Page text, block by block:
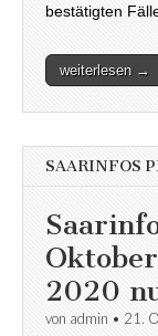
bestätigten
weiterlesen →
SAARINFOS
2020
von admin • 21.